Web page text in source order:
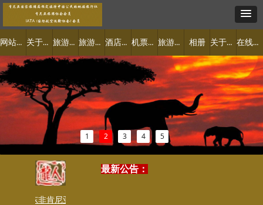
网站首页 关于肯尼亚 旅游景点 旅游线路 酒店预定 机票签证 旅游攻略 相册 关于我们 在线预订
1 2 3 4 5
最新公告：
走过东非肯尼亚